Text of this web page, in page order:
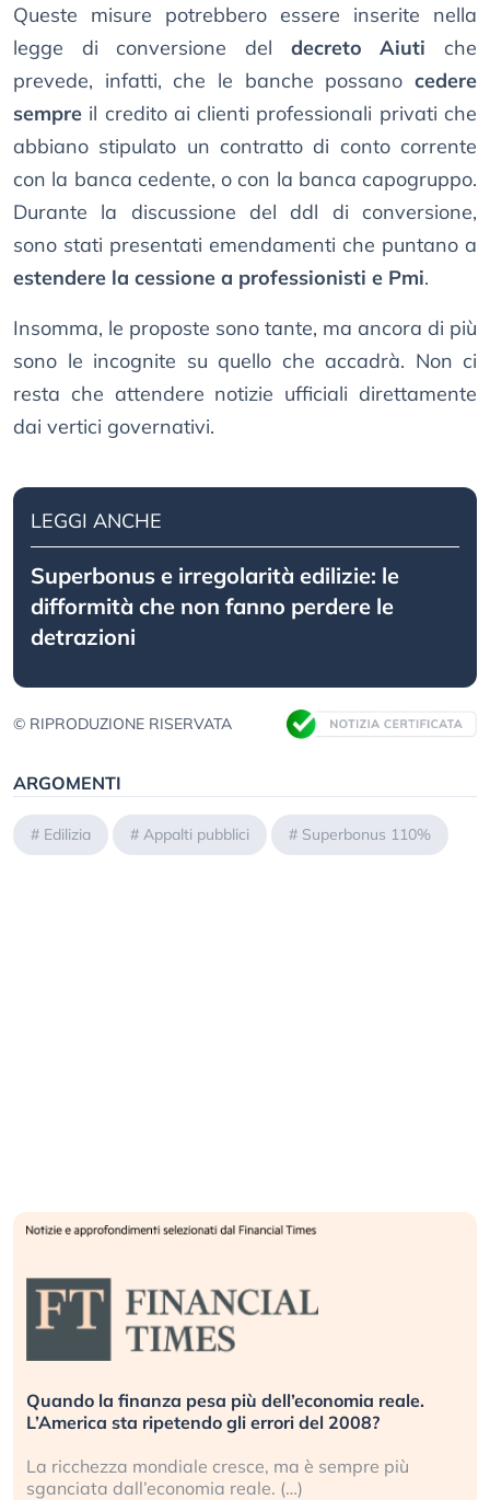
Queste misure potrebbero essere inserite nella
legge di conversione del decreto Aiuti che
prevede, infatti, che le banche possano cedere
sempre il credito ai clienti professionali privati che
abbiano stipulato un contratto di conto corrente
con la banca cedente, o con la banca capogruppo.
Durante la discussione del ddl di conversione,
sono stati presentati emendamenti che puntano a
estendere la cessione a professionisti e Pmi.
Insomma, le proposte sono tante, ma ancora di più
sono le incognite su quello che accadrà. Non ci
resta che attendere notizie ufficiali direttamente
dai vertici governativi.
LEGGI ANCHE
Superbonus e irregolarità edilizie: le
difformità che non fanno perdere le
detrazioni
© RIPRODUZIONE RISERVATA
ARGOMENTI
# Edilizia # Appalti pubblici # Superbonus 110%
Quando la finanza pesa più dell’economia reale.
L’America sta ripetendo gli errori del 2008?
La ricchezza mondiale cresce, ma è sempre più
sganciata dall’economia reale. (…)